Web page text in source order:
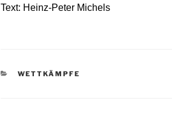
Text: Heinz-Peter Michels
KATEGORIEN
WETTKÄMPFE